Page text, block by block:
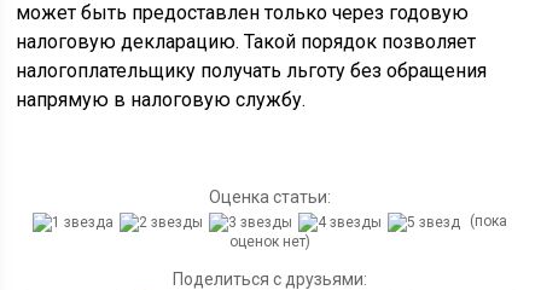
может быть предоставлен только через годовую
налоговую декларацию. Такой порядок позволяет
налогоплательщику получать льготу без обращения
напрямую в налоговую службу.
Оценка статьи:
(пока
оценок нет)
Поделиться с друзьями: